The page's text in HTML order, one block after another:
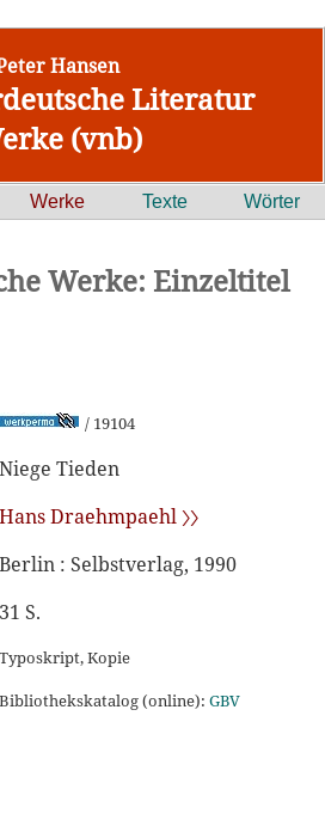
Hansen
Literatur
(vnb)
Werke Texte Wörter
Werke: Einzeltitel
/ 19104
Niege Tieden
Hans Draehmpaehl 〉〉
Berlin : Selbstverlag, 1990
31 S.
Typoskript, Kopie
Bibliothekskatalog (online): GBV